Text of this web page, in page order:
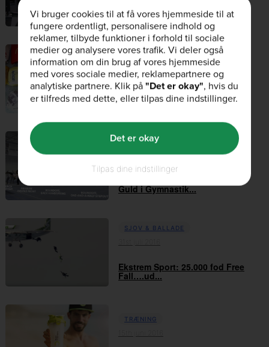
Concept 2 100m Ro...
SJOV & BALLADE
23rd august 2016
Konkurrencespiser Prøver
Kræfter Med 8280 K...
SJOV & BALLADE
10th august 2016
Guld i Gymnastik...
SJOV & BALLADE
Ekstrem Sport: 25.000 fod Free
Fall….ud...
TRÆNING
Vi bruger cookies til at få vores hjemmeside til at
fungere ordentligt, personalisere indhold og
reklamer, tilbyde funktioner i forhold til sociale
medier og analysere vores trafik. Vi deler også
information om din brug af vores hjemmeside
med vores sociale medier, reklamepartnere og
analytiske partnere. Klik på"Det er okay", hvis du
er tilfreds med dette, eller tilpas dine indstillinger.
Tilpas dine indstillinger
Det er okay